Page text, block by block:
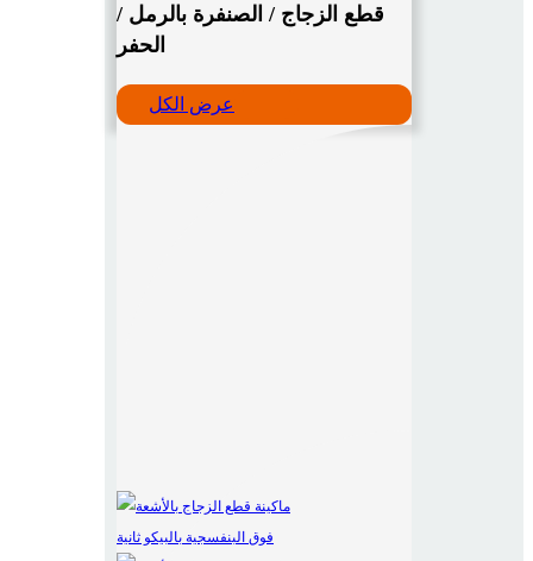
قطع الزجاج / الصنفرة بالرمل /
الحفر
عرض الكل